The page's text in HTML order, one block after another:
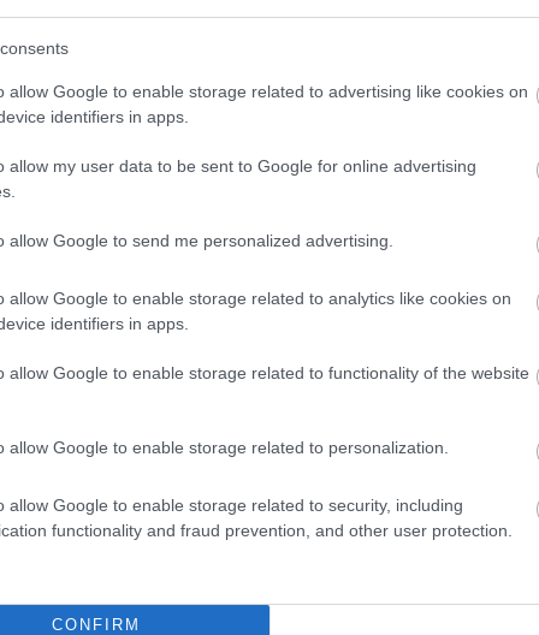
allow Google to enable storage related to advertising like cookies on
identifiers in apps.
allow my user data to be sent to Google for online advertising
allow Google to send me personalized advertising.
allow Google to enable storage related to analytics like cookies on
identifiers in apps.
allow Google to enable storage related to functionality of the website
allow Google to enable storage related to personalization.
allow Google to enable storage related to security, including
functionality and fraud prevention, and other user protection.
CONFIRM
Μαδρίτης
Ολυμπιακός
Μιλάνο
μέσα από το υπερπλήρες Πρόγραμμα TV του
παίκτες της EuroLeague, αλλά τόσο καλό παιδί!»
στα πρώτα power rankings
ρεκόρ ενόψει του ντεμπούτου του Euroleague